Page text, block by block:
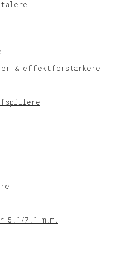
& effektforstærkere
afspillere
7.1 m.m.